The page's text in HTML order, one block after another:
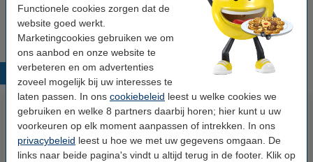
Functionele cookies zorgen dat de
website goed werkt.
Marketingcookies gebruiken we om
ons aanbod en onze website te
verbeteren en om advertenties
zoveel mogelijk bij uw interesses te
laten passen. In ons cookiebeleid leest u welke cookies we
gebruiken en welke 8 partners daarbij horen; hier kunt u uw
voorkeuren op elk moment aanpassen of intrekken. In ons
privacybeleid leest u hoe we met uw gegevens omgaan. De
links naar beide pagina's vindt u altijd terug in de footer. Klik op
€ 0,95 Bestellen
Populaire producten